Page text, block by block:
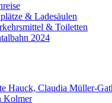
& Ladesäulen
& Toiletten
2024